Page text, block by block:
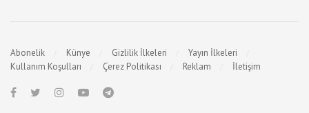
Abonelik Künye Gizlilik İlkeleri
Yayın İlkeleri
Kullanım Koşulları
Çerez Politikası Reklam İletişim